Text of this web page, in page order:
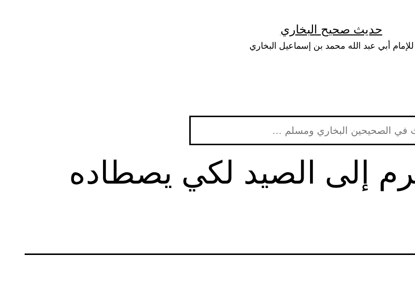
حديث صحيح البخاري
للإمام أبي عبد الله محمد بن إسماعيل البخاري
إلى الصيد لكي يصطاده